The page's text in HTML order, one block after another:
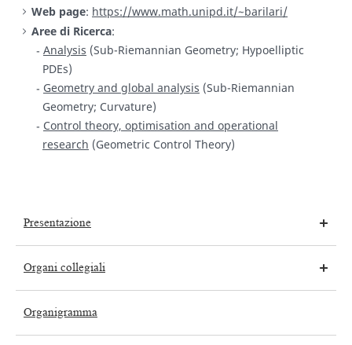
Presentazione
Organi collegiali
Organigramma
Web page: https://www.math.unipd.it/~barilari/
Aree di Ricerca:
Analysis (Sub-Riemannian Geometry; Hypoelliptic
PDEs)
Geometry and global analysis (Sub-Riemannian
Geometry; Curvature)
Control theory, optimisation and operational
research (Geometric Control Theory)